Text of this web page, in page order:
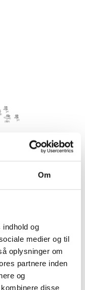
Om
og
medier og til
oplysninger om
partnere inden
og
disse
bedste ven under
Strand eller